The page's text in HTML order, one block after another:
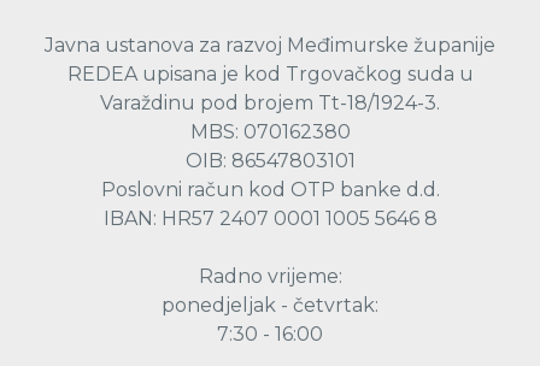
Javna ustanova za razvoj Međimurske županije
REDEA upisana je kod Trgovačkog suda u
Varaždinu pod brojem Tt-18/1924-3.
MBS: 070162380
OIB: 86547803101
Poslovni račun kod OTP banke d.d.
IBAN: HR57 2407 0001 1005 5646 8
Radno vrijeme:
ponedjeljak - četvrtak:
7:30 - 16:00